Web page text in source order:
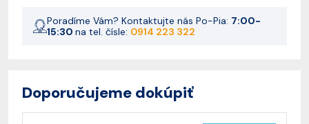
Poradíme Vám? Kontaktujte nás Po-Pia: 7:00-
15:30 na tel. čísle: 0914 223 322
Doporučujeme dokúpiť